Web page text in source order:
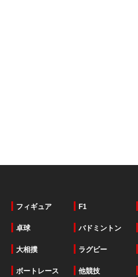
フィギュア F1
卓球 バドミントン
大相撲 ラグビー
ボートレース 他競技